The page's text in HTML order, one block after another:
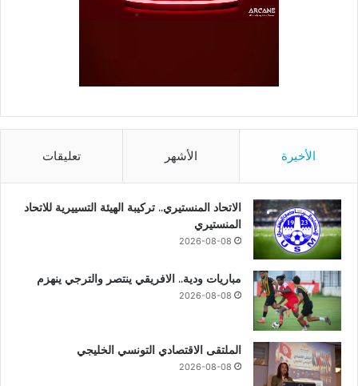
الأخيرة الأشهر تعليقات
الاتحاد المنستيري.. تركيبة الهيئة التسييرية للاتحاد
المنستيري
2026-08-08
مباريات ودية.. الافريقي ينتصر والترجي ينهزم
2026-08-08
الملتقى الاقتصادي التونسي الخليجي
2026-08-08